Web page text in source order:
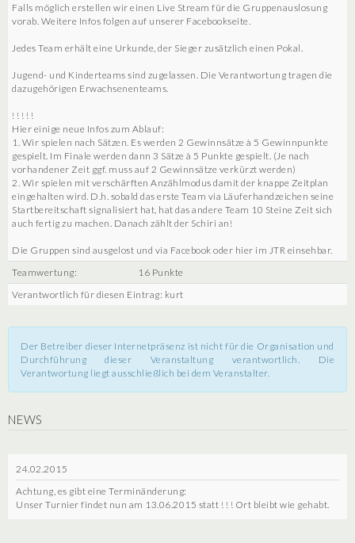
Falls möglich erstellen wir einen Live Stream für die Gruppenauslosung
vorab. Weitere Infos folgen auf unserer Facebookseite.
Jedes Team erhält eine Urkunde, der Sieger zusätzlich einen Pokal.
Jugend- und Kinderteams sind zugelassen. Die Verantwortung tragen die
dazugehörigen Erwachsenenteams.
! ! ! ! !
Hier einige neue Infos zum Ablauf:
1. Wir spielen nach Sätzen. Es werden 2 Gewinnsätze à 5 Gewinnpunkte
gespielt. Im Finale werden dann 3 Sätze à 5 Punkte gespielt. (Je nach
vorhandener Zeit ggf. muss auf 2 Gewinnsätze verkürzt werden)
2. Wir spielen mit verschärften Anzählmodus damit der knappe Zeitplan
eingehalten wird. D.h. sobald das erste Team via Läuferhandzeichen seine
Startbereitschaft signalisiert hat, hat das andere Team 10 Steine Zeit sich
auch fertig zu machen. Danach zählt der Schiri an!
Die Gruppen sind ausgelost und via Facebook oder hier im JTR einsehbar.
Teamwertung:
16 Punkte
Verantwortlich für diesen Eintrag: kurt
Der Betreiber dieser Internetpräsenz ist nicht für die Organisation und
Durchführung dieser Veranstaltung verantwortlich. Die
Verantwortung liegt ausschließlich bei dem Veranstalter.
NEWS
24.02.2015
Achtung, es gibt eine Terminänderung:
Unser Turnier findet nun am 13.06.2015 statt ! ! ! Ort bleibt wie gehabt.